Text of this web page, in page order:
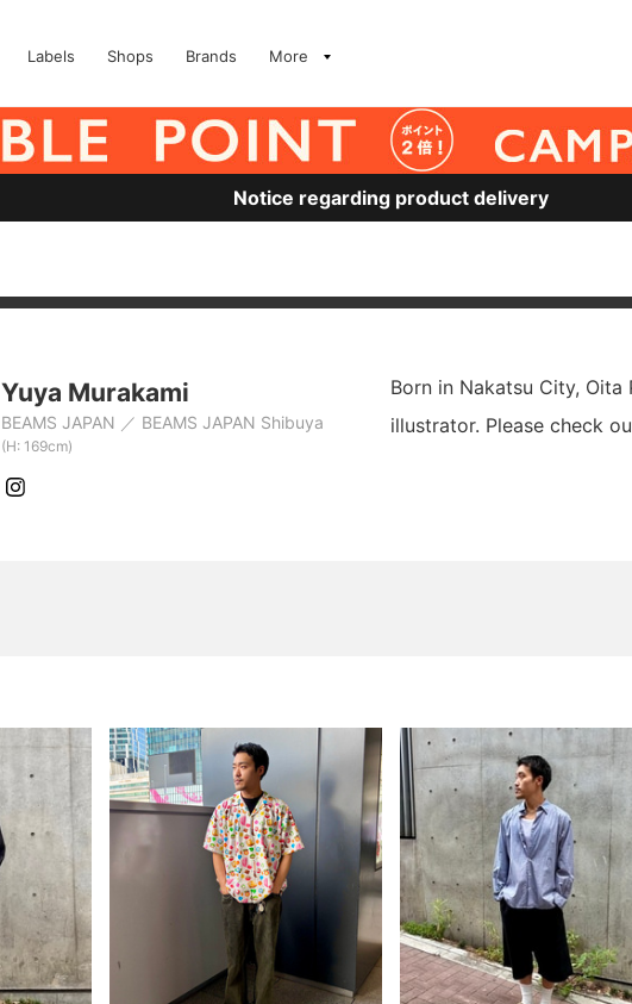
Labels Shops Brands More
Notice regarding product delivery
Yuya Murakami
BEAMS JAPAN BEAMS JAPAN Shibuya
(H: 169cm)
Born in Nakatsu City,
illustrator. Please check